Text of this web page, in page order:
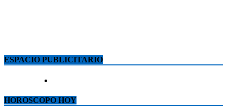
ESPACIO PUBLICITARIO
HOROSCOPO HOY